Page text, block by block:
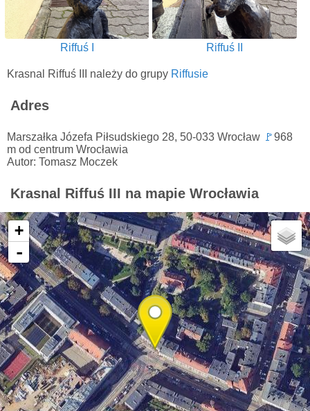
Riffuś I Riffuś II
Krasnal Riffuś III należy do grupy Riffusie
Adres
Marszałka Józefa Piłsudskiego 28, 50-033 Wrocław 🚩968
m od centrum Wrocławia
Autor: Tomasz Moczek
Krasnal Riffuś III na mapie Wrocławia
+
-